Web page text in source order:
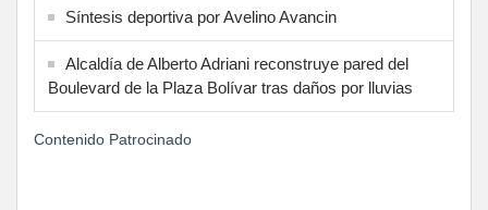
Síntesis deportiva por Avelino Avancin
Alcaldía de Alberto Adriani reconstruye pared del
Boulevard de la Plaza Bolívar tras daños por lluvias
Contenido Patrocinado